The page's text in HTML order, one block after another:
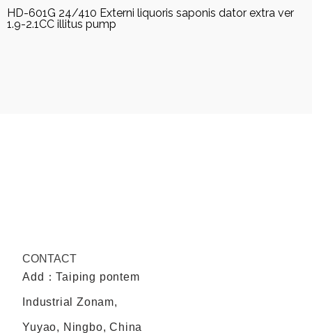
HD-601G 24/410 Externi liquoris saponis dator extra ver
1.9-2.1CC illitus pump
CONTACT
Add：Taiping pontem
Industrial Zonam,
Yuyao, Ningbo, China